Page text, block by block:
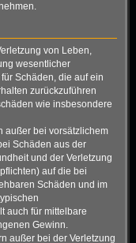
von Leben,
wesentlicher
Schäden, die auf ein
zurückzuführen
wie insbesondere
außer bei vorsätzlichem
Schäden aus der
und der Verletzung
auf die bei
Schäden und im
auch für mittelbare
Gewinn.
außer bei der Verletzung